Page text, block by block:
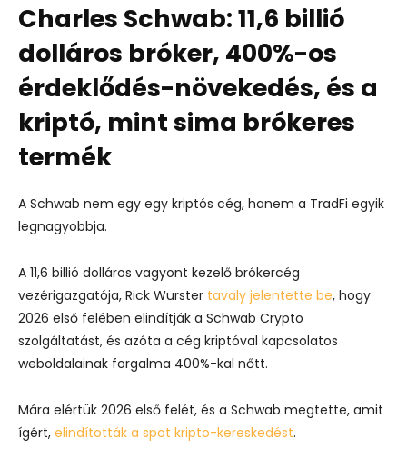
Charles Schwab: 11,6 billió
dolláros bróker, 400%-os
érdeklődés-növekedés, és a
kriptó, mint sima brókeres
termék
A Schwab nem egy egy kriptós cég, hanem a TradFi egyik
legnagyobbja.
A 11,6 billió dolláros vagyont kezelő brókercég
vezérigazgatója, Rick Wurster tavaly jelentette be, hogy
2026 első felében elindítják a Schwab Crypto
szolgáltatást, és azóta a cég kriptóval kapcsolatos
weboldalainak forgalma 400%-kal nőtt.
Mára elértük 2026 első felét, és a Schwab megtette, amit
ígért, elindították a spot kripto-kereskedést.